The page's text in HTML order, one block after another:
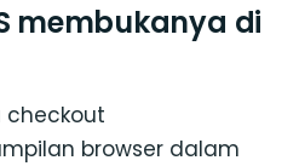
membukanya di
checkout
browser dalam